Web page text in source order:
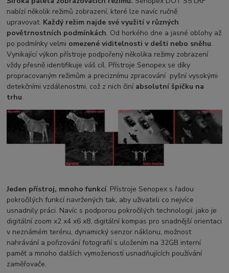
nabízí několik režimů zobrazení, které lze navíc ručně
upravovat. Každý režim najde své využití v různých
povětrnostních podmínkách. Od horkého dne a jasné oblohy až
po podmínky velmi omezené viditelnosti v dešti nebo sněhu.
Vynikající výkon přístroje podpořený několika režimy zobrazení
vždy přesně identifikuje váš cíl. Přístroje Senopex se díky
propracovaným režimům a preciznímu zpracování pyšní vysokými
detekčními vzdálenostmi, což z nich činí absolutní špičku na
trhu.
Jeden přístroj, mnoho funkcí. Přístroje Senopex s řadou
pokročilých funkcí navržených tak, aby uživateli co nejvíce
usnadnily práci. Navíc s podporou pokročilých technologií, jako je
digitální zoom x2 x4 x6 x8, digitální kompas pro snadnější orientaci
v neznámém terénu, dynamický senzor náklonu, možnost
nahrávání a pořizování fotografií s uložením na 32GB interní
paměť a mnoho dalších vymožeností usnadňujících používání
zaměřovače.